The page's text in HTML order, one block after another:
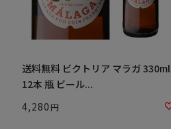
送料無料 ビクトリア マラガ 330ml
12本 瓶 ビール...
4,280